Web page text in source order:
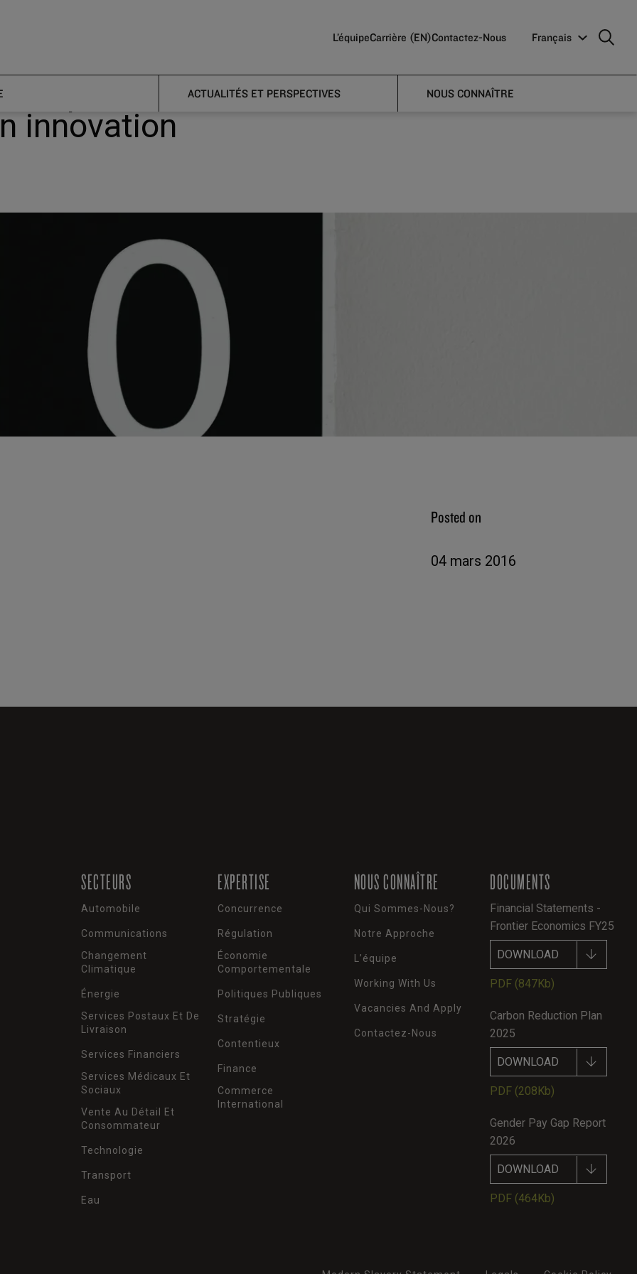
L’équipeCarrière (EN)Contactez-Nous Français
ACTUALITÉS ET PERSPECTIVES NOUS CONNAÎTRE
opens consultation on
innovation
Posted on
04 mars 2016
SECTEURS
Automobile
Communications
Changement
Climatique
Énergie
Services Postaux Et De
Livraison
Services Financiers
Services Médicaux Et
Sociaux
Vente Au Détail Et
Consommateur
Technologie
Transport
Eau
EXPERTISE
Concurrence
Régulation
Économie
Comportementale
Politiques Publiques
Stratégie
Contentieux
Finance
Commerce
International
NOUS CONNAÎTRE
Qui Sommes-Nous?
Notre Approche
L’équipe
Working With Us
Vacancies And Apply
Contactez-Nous
DOCUMENTS
Financial Statements -
Frontier Economics FY25
DOWNLOAD
PDF (847Kb)
Carbon Reduction Plan
2025
DOWNLOAD
PDF (208Kb)
Gender Pay Gap Report
2026
DOWNLOAD
PDF (464Kb)